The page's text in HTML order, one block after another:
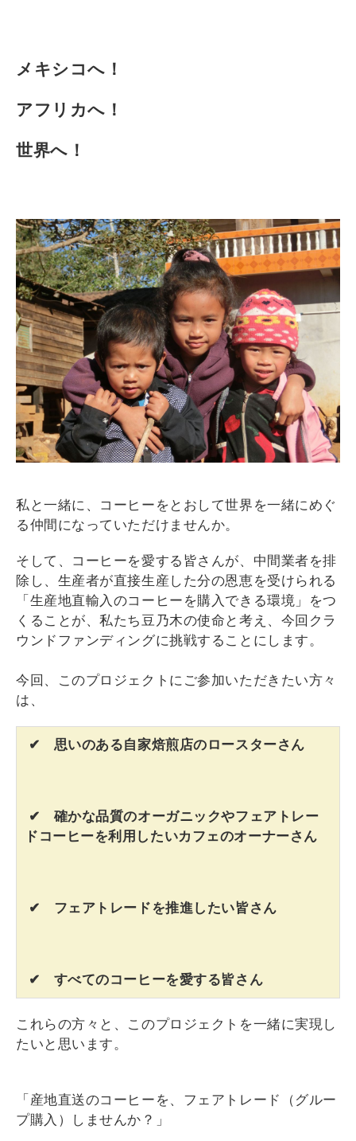
メキシコへ！
アフリカへ！
世界へ！
私と一緒に、コーヒーをとおして世界を一緒にめぐ
る仲間になっていただけませんか。
そして、コーヒーを愛する皆さんが、中間業者を排
除し、生産者が直接生産した分の恩恵を受けられる
「生産地直輸入のコーヒーを購入できる環境」をつ
くることが、私たち豆乃木の使命と考え、今回クラ
ウンドファンディングに挑戦することにします。
今回、このプロジェクトにご参加いただきたい方々
は、
✔ 思いのある自家焙煎店のロースターさん
✔ 確かな品質のオーガニックやフェアトレー
ドコーヒーを利用したいカフェのオーナーさん
✔ フェアトレードを推進したい皆さん
✔ すべてのコーヒーを愛する皆さん
これらの方々と、このプロジェクトを一緒に実現し
たいと思います。
「産地直送のコーヒーを、フェアトレード（グルー
プ購入）しませんか？」